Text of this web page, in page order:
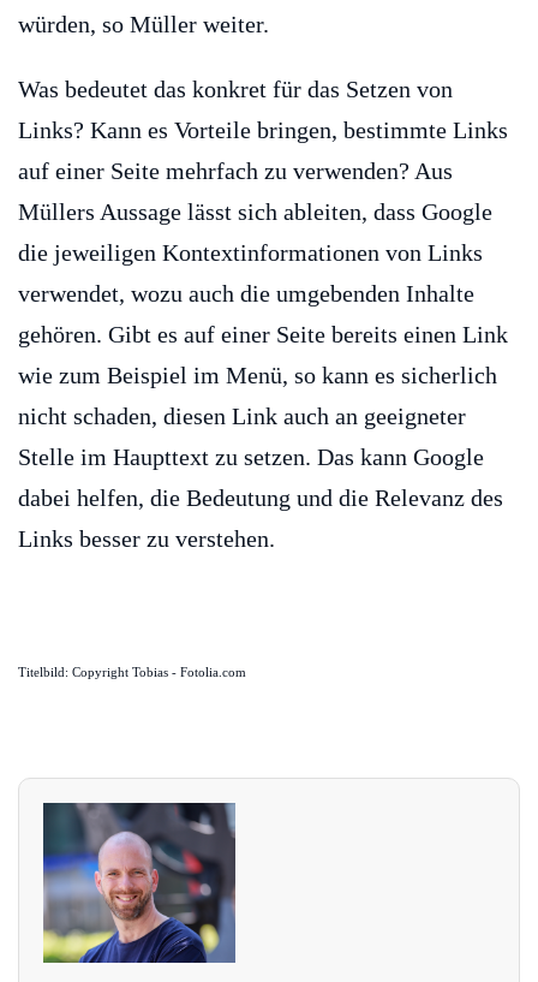
würden, so Müller weiter.
Was bedeutet das konkret für das Setzen von
Links? Kann es Vorteile bringen, bestimmte Links
auf einer Seite mehrfach zu verwenden? Aus
Müllers Aussage lässt sich ableiten, dass Google
die jeweiligen Kontextinformationen von Links
verwendet, wozu auch die umgebenden Inhalte
gehören. Gibt es auf einer Seite bereits einen Link
wie zum Beispiel im Menü, so kann es sicherlich
nicht schaden, diesen Link auch an geeigneter
Stelle im Haupttext zu setzen. Das kann Google
dabei helfen, die Bedeutung und die Relevanz des
Links besser zu verstehen.
Titelbild: Copyright Tobias - Fotolia.com